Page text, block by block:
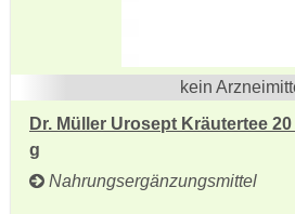
kein
Dr. Müller Urosept Kräutertee
g
Nahrungsergänzungsmittel